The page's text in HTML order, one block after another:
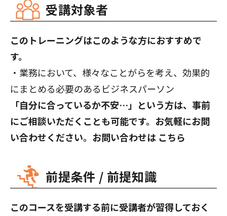
受講対象者
このトレーニングはこのような方におすすめで
す。
・業務において、様々なことがらを考え、効果的
にまとめる必要のあるビジネスパーソン
「自分に合っているか不安…」という方は、事前
にご相談いただくことも可能です。お気軽にお問
い合わせください。お問い合わせは こちら
前提条件 / 前提知識
このコースを受講する前に受講者が習得しておく